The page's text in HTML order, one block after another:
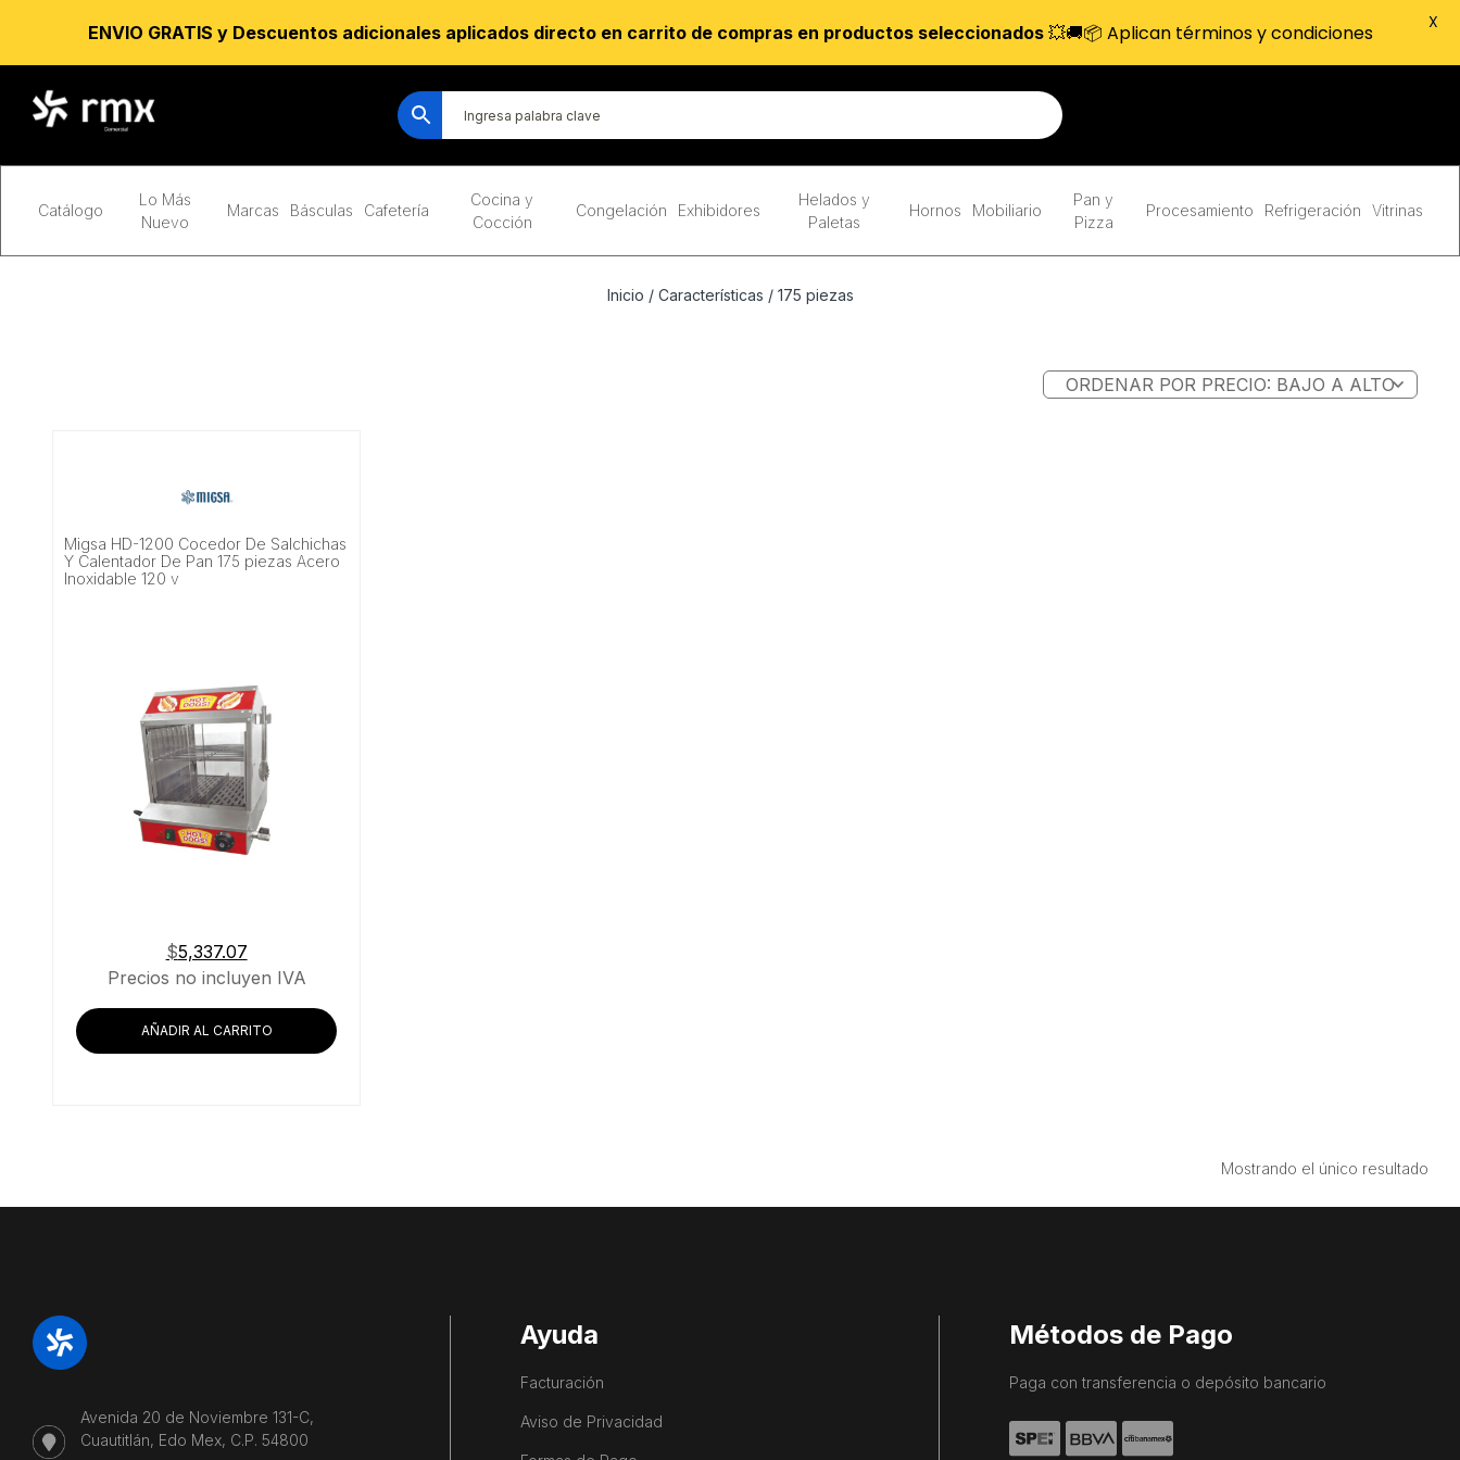
Catálogo
Lo Más
Nuevo
Marcas Básculas Cafetería
Cocina y
Cocción
Congelación Exhibidores
Helados y
Paletas
Hornos Mobiliario
Pan y
Pizza
Procesamiento Refrigeración Vitrinas
Inicio / Características / 175 piezas
Migsa HD-1200 Cocedor De Salchichas
Y Calentador De Pan 175 piezas Acero
Inoxidable 120 v
$5,337.07
Precios no incluyen IVA
AÑADIR AL CARRITO
Mostrando el único resultado
Avenida 20 de Noviembre 131-C,
Cuautitlán, Edo Mex, C.P. 54800
Ayuda
Facturación
Aviso de Privacidad
Métodos de Pago
Paga con transferencia o depósito bancario
ENVIO GRATIS y Descuentos adicionales aplicados directo en carrito de compras en productos seleccionados💥🚚📦 Aplican términos y condiciones X